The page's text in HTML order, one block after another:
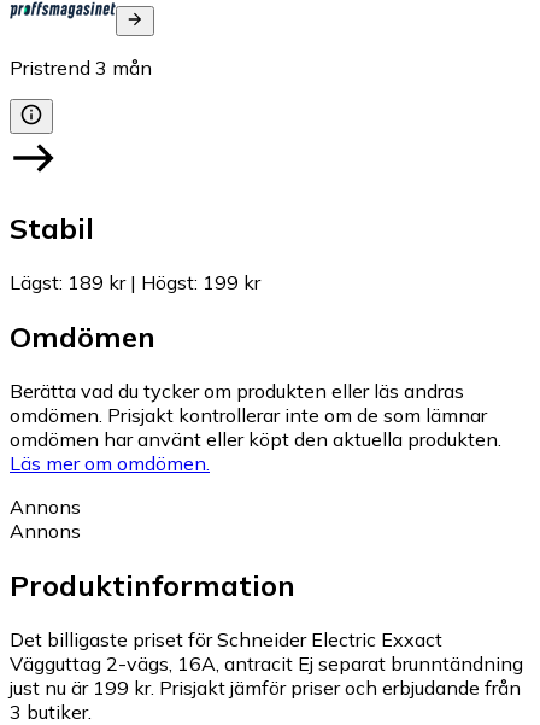
Pristrend 3 mån
Stabil
Lägst: 189 kr| Högst: 199 kr
Omdömen
Berätta vad du tycker om produkten eller läs andras
omdömen. Prisjakt kontrollerar inte om de som lämnar
omdömen har använt eller köpt den aktuella produkten.
Läs mer om omdömen.
Annons
Annons
Produktinformation
Det billigaste priset för Schneider Electric Exxact
Vägguttag 2-vägs, 16A, antracit Ej separat brunntändning
just nu är 199 kr. Prisjakt jämför priser och erbjudande från
3 butiker.